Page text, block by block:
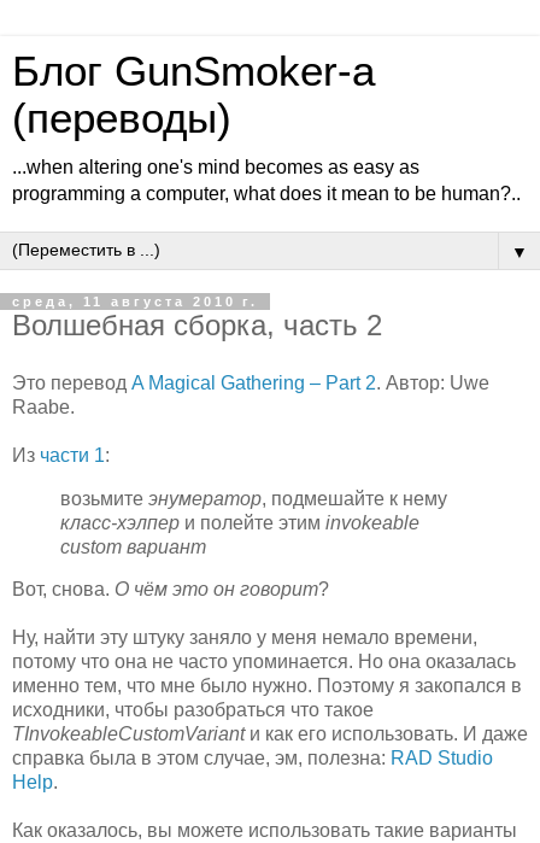
Блог GunSmoker-а
(переводы)
...when altering one's mind becomes as easy as
programming a computer, what does it mean to be human?..
▼
среда, 11 августа 2010 г.
Волшебная сборка, часть 2
Это перевод A Magical Gathering – Part 2. Автор: Uwe
Raabe.
Из части 1:
возьмите энумератор, подмешайте к нему
класс-хэлпер и полейте этим invokeable
custom вариант
Вот, снова. О чём это он говорит?
Ну, найти эту штуку заняло у меня немало времени,
потому что она не часто упоминается. Но она оказалась
именно тем, что мне было нужно. Поэтому я закопался в
исходники, чтобы разобраться что такое
TInvokeableCustomVariantи как его использовать. И даже
справка была в этом случае, эм, полезна: RAD Studio
Help.
Как оказалось, вы можете использовать такие варианты